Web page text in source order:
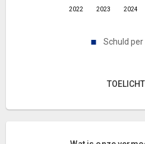
2022 2023 2024
Schuld